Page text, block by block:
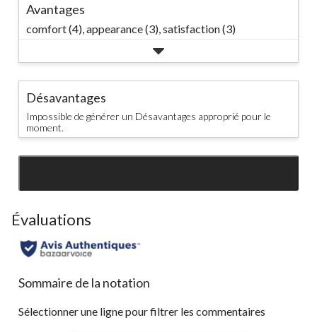
Avantages
comfort (4), appearance (3), satisfaction (3)
Désavantages
Impossible de générer un Désavantages approprié pour le
moment.
Évaluations
Sommaire de la notation
Sélectionner une ligne pour filtrer les commentaires